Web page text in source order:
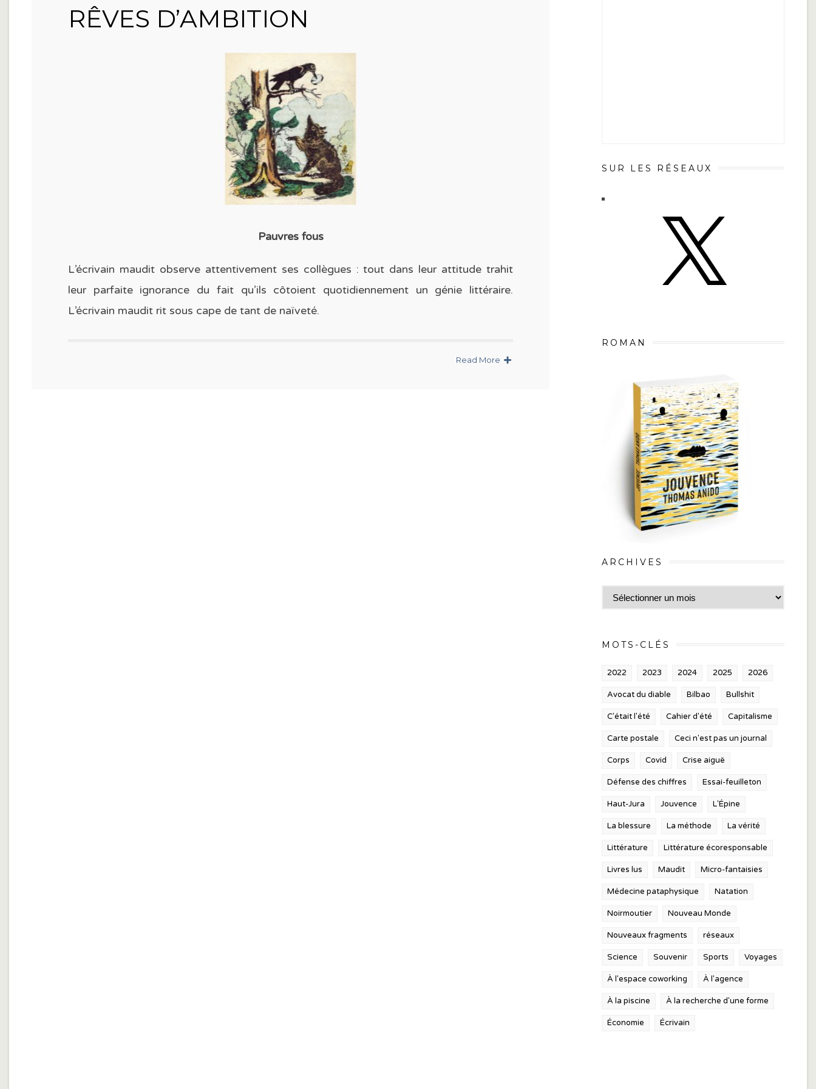
RÊVES D’AMBITION
Pauvres fous
L’écrivain maudit observe attentivement ses collègues : tout dans leur attitude trahit
leur parfaite ignorance du fait qu’ils côtoient quotidiennement un génie littéraire.
L’écrivain maudit rit sous cape de tant de naïveté.
Read More
SUR LES RÉSEAUX
ROMAN
ARCHIVES
Archives
MOTS-CLÉS
2022 2023 2024 2025 2026
Avocat du diable Bilbao Bullshit
C'était l'été Cahier d'été Capitalisme
Carte postale Ceci n'est pas un journal
Corps Covid Crise aiguë
Défense des chiffres Essai-feuilleton
Haut-Jura Jouvence L'Épine
La blessure La méthode La vérité
Littérature Littérature écoresponsable
Livres lus Maudit Micro-fantaisies
Médecine pataphysique Natation
Noirmoutier Nouveau Monde
Nouveaux fragments réseaux
Science Souvenir Sports Voyages
À l'espace coworking À l'agence
À la piscine À la recherche d'une forme
Économie Écrivain